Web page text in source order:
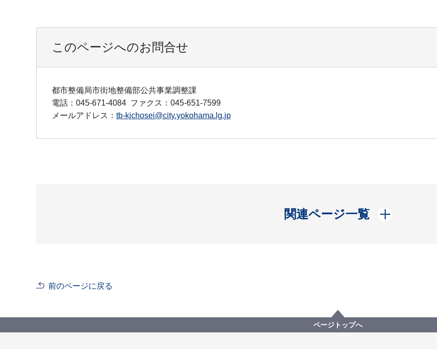
このページへのお問合せ
都市整備局市街地整備部公共事業調整課
電話：045-671-4084 ファクス：045-651-7599
メールアドレス： tb-kjchosei@city.yokohama.lg.jp
関連ページ一覧
開く
前のページに戻る
ページトップへ